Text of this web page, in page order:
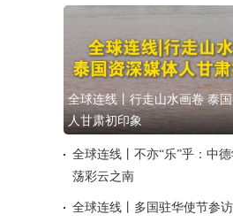
全球连线丨行走山水画卷 泰
人甘肃初印象
全球连线丨不亦“乐”乎：中
荡彩云之南
全球连线丨多国驻华使节参